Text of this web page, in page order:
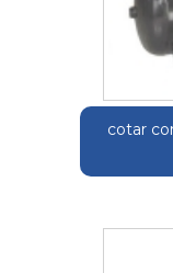
cotar